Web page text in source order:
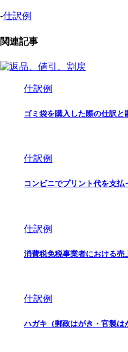
-仕訳例
関連記事
仕訳例
ゴミ袋を購入した際の仕訳と
仕訳例
コンビニでプリント代を支払
仕訳例
消費税免税事業者における
仕訳例
ハガキ（郵政はがき・官製は